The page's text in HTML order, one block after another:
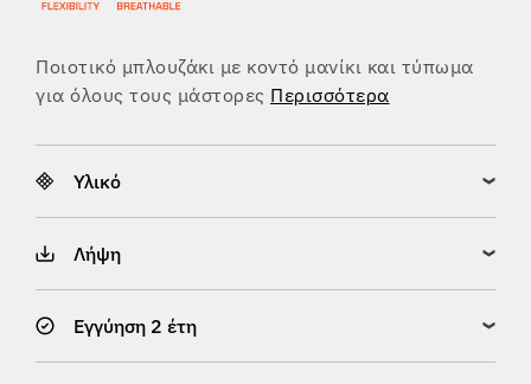
Ποιοτικό μπλουζάκι με κοντό μανίκι και τύπωμα
για όλους τους μάστορες Περισσότερα
Υλικό
Λήψη
Εγγύηση 2 έτη